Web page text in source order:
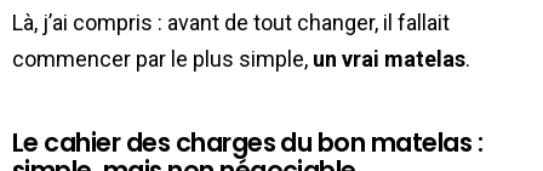
Là, j’ai compris : avant de tout changer, il fallait
commencer par le plus simple, un vrai matelas.
Le cahier des charges du bon matelas :